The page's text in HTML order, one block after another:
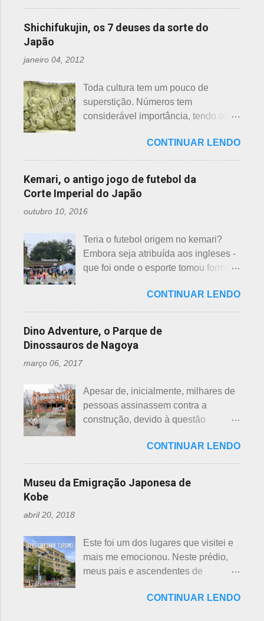
uma opinião, não consultei ninguém
para atender aos nossos insti...
país que recicla há muitos anos e
leva muito a sério. Em cidades como
panos de limpeza ou enviadas aos
países pobres. Campanhas ou
grupos de ajuda solicitando roupas
usadas aparecem vez ou outra em
redes sociais. Algumas instituições
repassar aos necessitados. A pref...
feito uma exclusiva sobre o assunto,
até porque existem toneladas de
informações pela net. No entanto, a
puxei um antigo rascunho do fundo
idades perigosas, antiga crença com
origem no período Heian. Uma
superstição baseada em trocadilhos,
números com significados ruins. Nos
tempos antigos, outras idades eram
incluídas como desfavoráveis. Yaku,
se traduz como infortúnio ou má sorte
ano. Se procurarmos pela tradução
da palavra Yakudoshi no Google,
aparece a palavra climatério. Embora
não haja muita informação, encontrei
este significado para o climatério
Shichifukujin, os 7 deuses da sorte do
Japão
janeiro 04, 2012
Toda cultura tem um pouco de
superstição. Números tem
considerável importância, tendo os
números 4 (pronunciado " shi ") e 9
(pronunciado " ku ") são
considerados de azar, por causa da
pronúncia. "Shi" significa, também,
morte e "ku" , agonia ou tortura. 7 é
um número auspicioso em quase
sendo exceção no Japão. Este
número é incluído em vários termos,
por exemplo: 7 maravilhas do mundo,
mares, 7 dias da semana, 7 cores, 7
anões, etc... Budistas acreditam em 7
reencarnações. Japoneses
comemoram o sétimo dia após o
semana após a morte e, novamente,
depois de 7 semanas. Não descobri
a razão, mas não é de estranhar
porque há 7 deuses da sorte.
Shichifukujin (七 福神) significa "Sete
xintoísmo. Shichi ...
CONTINUAR LENDO
Kemari, o antigo jogo de futebol da
Corte Imperial do Japão
outubro 10, 2016
Teria o futebol origem no kemari?
Embora seja atribuída aos ingleses -
que foi onde o esporte tomou forma -
origem do futebol. Muitos povos dos
antigos Egito, Grécia e Roma já
tiveram jogos semelhantes há
milhares de anos, além dos sempre
citados chineses e japoneses. Longe
atualmente, o futebol caiu no gosto
deles e é o primeiro no ranking. O
beisebol caiu para o segundo lugar. A
japoneses foi crescendo
gradativamente. Algumas pesquisas
de poucos anos atrás, mostravam o
pelo futebol ultrapassou o beisebol.
Existem campos de futebol
espalhados por todo o arquipélago.
Nos trens, encontramos muitos
garotos japoneses praticantes do
CONTINUAR LENDO
Dino Adventure, o Parque de
Dinossauros de Nagoya
março 06, 2017
Apesar de, inicialmente, milhares de
pessoas assinassem contra a
construção, devido à questão
dinossauros, Dino Adventure
Nagoya, foi inaugurado em julho do
ano passado (2016), junto ao Odaka
Ryokuchi, localizado em Sakyoyama,
danos ou prejuízo. Dino Adventure é
um parque temático que contém 18
réplicas de dinossauros, com sons e
a curiosidade. O som é obtido a partir
CONTINUAR LENDO
Museu da Emigração Japonesa de
Kobe
abril 20, 2018
Este foi um dos lugares que visitei e
mais me emocionou. Neste prédio,
meus pais e ascendentes de
estiveram pela última vez no Japão,
CONTINUAR LENDO